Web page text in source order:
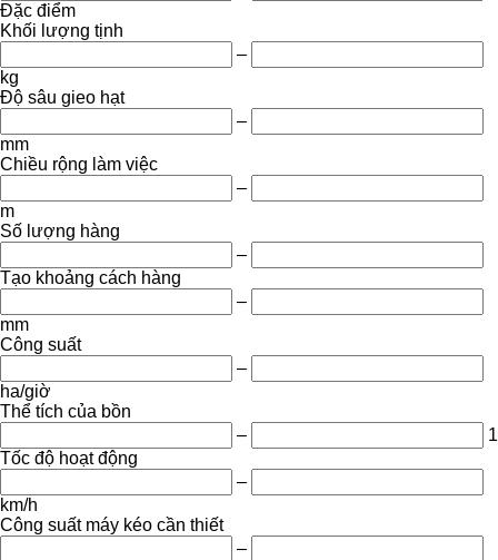
Đặc điểm
Khối lượng tịnh
–
kg
Độ sâu gieo hạt
–
mm
Chiều rộng làm việc
–
m
Số lượng hàng
–
Tạo khoảng cách hàng
–
mm
Công suất
–
ha/giờ
Thể tích của bồn
–
1
Tốc độ hoạt động
–
km/h
Công suất máy kéo cần thiết
–